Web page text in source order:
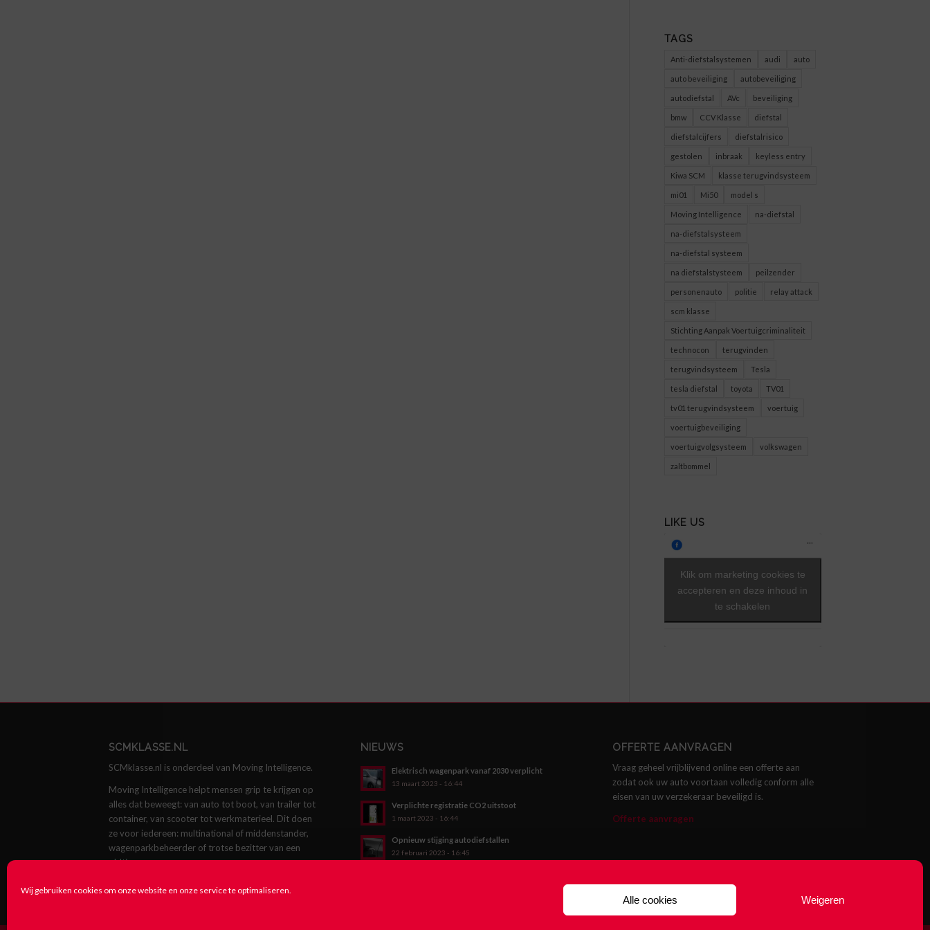
Wij gebruiken cookies om onze website en onze service te optimaliseren.
Alle cookies Weigeren
TAGS
Anti-diefstalsystemen audi auto
auto beveiliging autobeveiliging
autodiefstal AVc beveiliging
bmw CCV Klasse diefstal
diefstalcijfers diefstalrisico
gestolen inbraak keyless entry
Kiwa SCM klasse terugvindsysteem
mi01 Mi50 model s
Moving Intelligence na-diefstal
na-diefstalsysteem
na-diefstal systeem
na diefstalstysteem peilzender
personenauto politie relay attack
scm klasse
Stichting Aanpak Voertuigcriminaliteit
technocon terugvinden
terugvindsysteem Tesla
tesla diefstal toyota TV01
tv01 terugvindsysteem voertuig
voertuigbeveiliging
voertuigvolgsysteem volkswagen
zaltbommel
LIKE US
Klik om marketing cookies te
accepteren en deze inhoud in
te schakelen
SCMKLASSE.NL
SCMklasse.nl is onderdeel van Moving Intelligence.
Moving Intelligence helpt mensen grip te krijgen op
alles dat beweegt: van auto tot boot, van trailer tot
container, van scooter tot werkmaterieel. Dit doen
ze voor iedereen: multinational of middenstander,
wagenparkbeheerder of trotse bezitter van een
oldtimer.
NIEUWS
Elektrisch wagenpark vanaf 2030 verplicht
13 maart 2023 - 16:44
Verplichte registratie CO2 uitstoot
1 maart 2023 - 16:44
Opnieuw stijging autodiefstallen
22 februari 2023 - 16:45
OFFERTE AANVRAGEN
Vraag geheel vrijblijvend online een offerte aan
zodat ook uw auto voortaan volledig conform alle
eisen van uw verzekeraar beveiligd is.
Offerte aanvragen